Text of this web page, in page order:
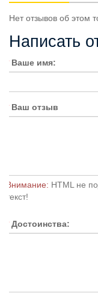
Нет отзывов об этом
Написать
Ваше имя:
Ваш отзыв
Внимание: HTML не
текст!
Достоинства: